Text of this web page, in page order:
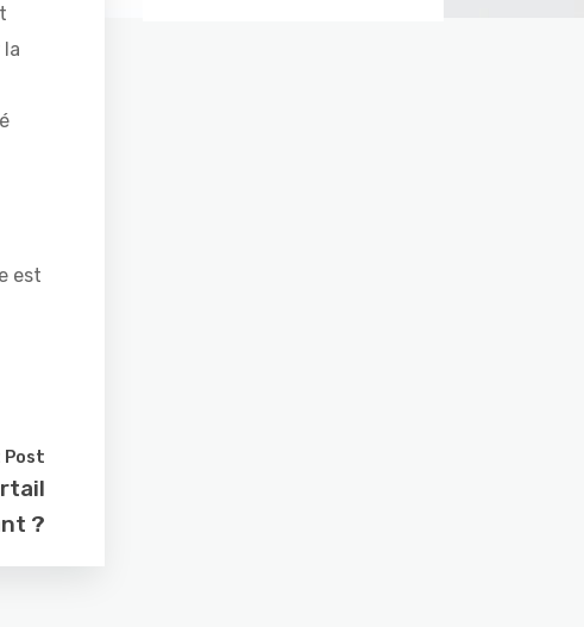
est
Post
?